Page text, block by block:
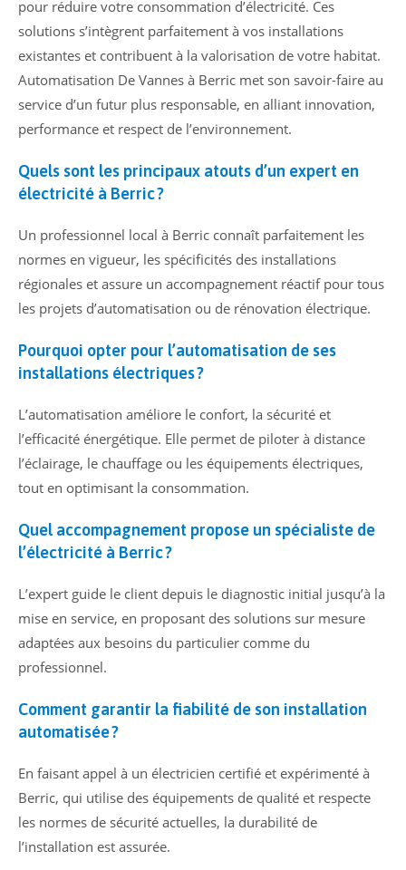
pour réduire votre consommation d’électricité. Ces
solutions s’intègrent parfaitement à vos installations
existantes et contribuent à la valorisation de votre habitat.
Automatisation De Vannes à Berric met son savoir-faire au
service d’un futur plus responsable, en alliant innovation,
performance et respect de l’environnement.
Quels sont les principaux atouts d’un expert en
électricité à Berric ?
Un professionnel local à Berric connaît parfaitement les
normes en vigueur, les spécificités des installations
régionales et assure un accompagnement réactif pour tous
les projets d’automatisation ou de rénovation électrique.
Pourquoi opter pour l’automatisation de ses
installations électriques ?
L’automatisation améliore le confort, la sécurité et
l’efficacité énergétique. Elle permet de piloter à distance
l’éclairage, le chauffage ou les équipements électriques,
tout en optimisant la consommation.
Quel accompagnement propose un spécialiste de
l’électricité à Berric ?
L’expert guide le client depuis le diagnostic initial jusqu’à la
mise en service, en proposant des solutions sur mesure
adaptées aux besoins du particulier comme du
professionnel.
Comment garantir la fiabilité de son installation
automatisée ?
En faisant appel à un électricien certifié et expérimenté à
Berric, qui utilise des équipements de qualité et respecte
les normes de sécurité actuelles, la durabilité de
l’installation est assurée.